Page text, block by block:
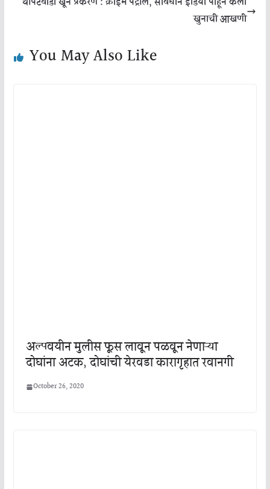
खुनाची आखणी
You May Also Like
अल्पवयीन मुलीस फूस लावून पळवून नेणाऱ्या
दोघांना अटक, दोघांची येरवडा कारागृहात रवानगी
October 26, 2020